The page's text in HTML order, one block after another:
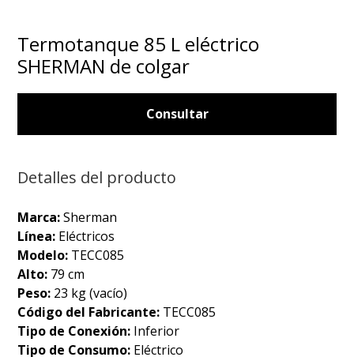
Termotanque 85 L eléctrico
SHERMAN de colgar
Consultar
Detalles del producto
Marca:Sherman
Línea: Eléctricos
Modelo: TECC085
Alto: 79 cm
Peso: 23 kg (vacío)
Código del Fabricante: TECC085
Tipo de Conexión: Inferior
Tipo de Consumo: Eléctrico